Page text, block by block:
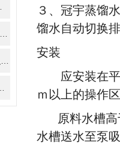
３、冠宇蒸馏
馏水自动切换
安装
应安装在平
ｍ以上的操作
原料水槽
水槽送水至泵